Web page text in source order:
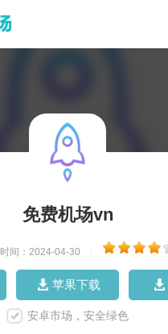
免费机场vn
时间：2024-04-30
苹果下载
安卓市场，安全绿色